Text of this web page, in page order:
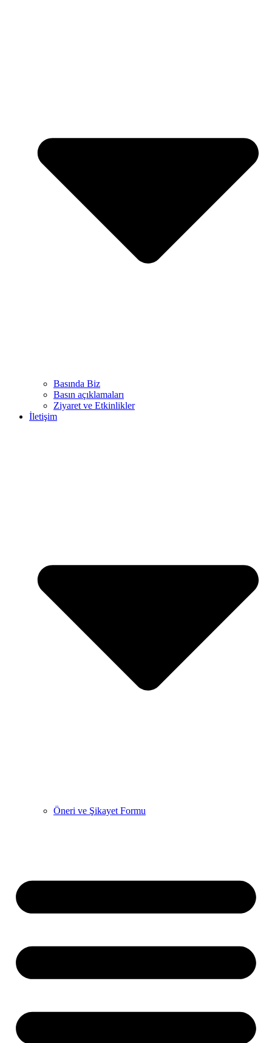
Basında Biz
Basın açıklamaları
Ziyaret ve Etkinlikler
İletişim
Öneri ve Şikayet Formu